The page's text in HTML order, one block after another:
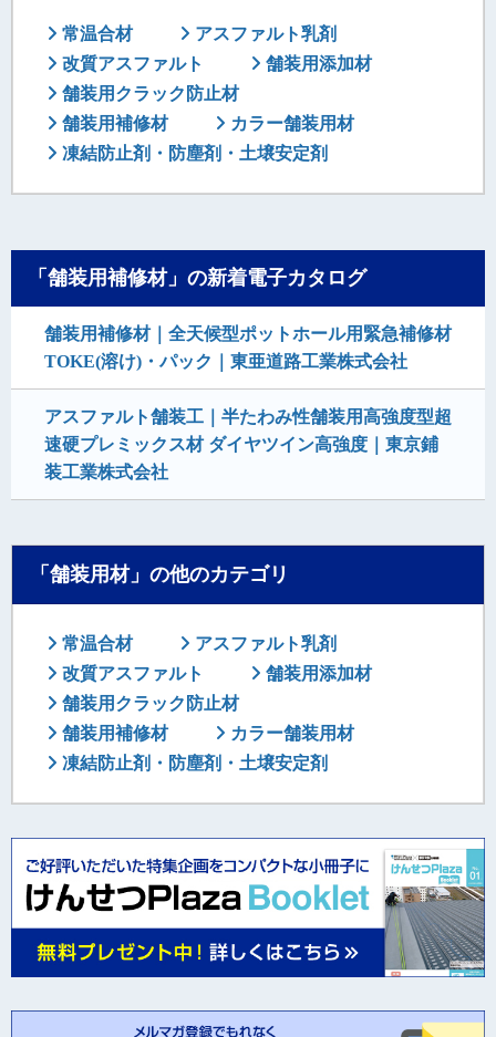
常温合材
アスファルト乳剤
改質アスファルト
舗装用添加材
舗装用クラック防止材
舗装用補修材
カラー舗装用材
凍結防止剤・防塵剤・土壌安定剤
「舗装用補修材」の新着電子カタログ
舗装用補修材｜全天候型ポットホール用緊急補修材
TOKE(溶け)・パック｜東亜道路工業株式会社
アスファルト舗装工｜半たわみ性舗装用高強度型超
速硬プレミックス材 ダイヤツイン高強度｜東京鋪
装工業株式会社
「舗装用材」の他のカテゴリ
常温合材
アスファルト乳剤
改質アスファルト
舗装用添加材
舗装用クラック防止材
舗装用補修材
カラー舗装用材
凍結防止剤・防塵剤・土壌安定剤